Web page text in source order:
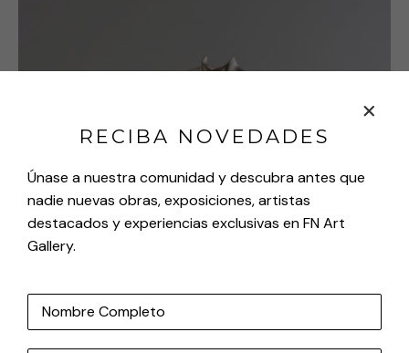
RECIBA NOVEDADES
Únase a nuestra comunidad y descubra antes que
nadie nuevas obras, exposiciones, artistas
destacados y experiencias exclusivas en FN Art
Gallery.
Nombre Completo